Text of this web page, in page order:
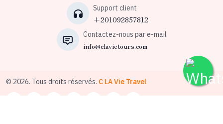
Support client
+201092857812
Contactez-nous par e-mail
info@clavietours.com
© 2026. Tous droits réservés. C LA Vie Travel